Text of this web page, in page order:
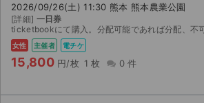
2026/09/26(土) 11:30 熊本 熊本農業公園
[詳細] 一日券
ticketbookにて購入。分配可能であれば分配、不可であればログイン情報にてQRを表示できるよ
女性 主催者 電チケ
15,800 円/枚 1 枚 0 件